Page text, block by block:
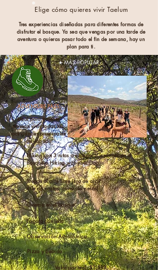
Elige cómo quieres vivir Taelum
Tres experiencias diseñadas para diferentes formas de
disfrutar el bosque. Ya sea que vengas por una tarde de
aventura o quieras pasar todo el fin de semana, hay un
plan para ti.
ADVENTURE PASS
Ideal para quienes
desean vivir todas las
actividades principales
del sábado
Hiking con 3 rutas a escoger (Caminata en el
Bosque o Hiking with your Dog)
Juegos al aire libre (tiro de arco,
rifle de postas, cornhole y más)
Cinema en el bosque
Fogata con leña
Observación Astronómica
Pizza y bebida
Valor por real: $1,599
★ MÁS POPULAR